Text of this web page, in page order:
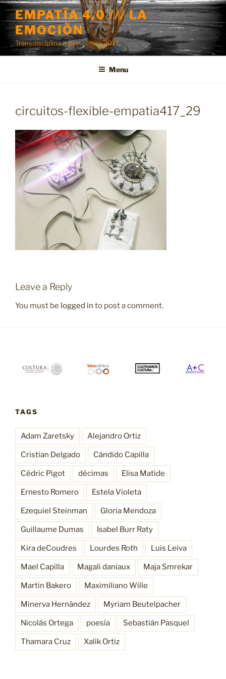
Skip
to
content
EMPATÏA 4.0 /// LA
EMOCIÖN
Transdisciplina // Bioscénica 2017
Menu
circuitos-flexible-empatia417_29
Leave a Reply
You must be logged in to post a comment.
TAGS
Adam Zaretsky Alejandro Ortiz
Cristian Delgado Cándido Capilla
Cédric Pigot décimas Elisa Matide
Ernesto Romero Estela Violeta
Ezequiel Steinman Gloria Mendoza
Guillaume Dumas Isabel Burr Raty
Kira deCoudres Lourdes Roth Luis Leiva
Mael Capilla Magali daniaux Maja Smrekar
Martin Bakero Maximiliano Wille
Minerva Hernández Myriam Beutelpacher
Nicolás Ortega poesía Sebastián Pasquel
Thamara Cruz Xalik Ortiz